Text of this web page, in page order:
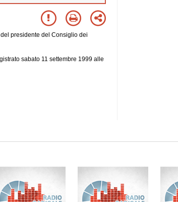
presidente del Consiglio dei
sabato 11 settembre 1999 alle